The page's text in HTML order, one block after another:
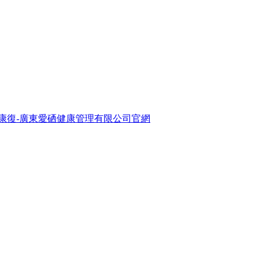
復-廣東愛硒健康管理有限公司官網